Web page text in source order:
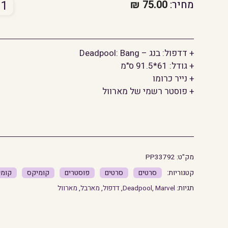
מחיר: 75.00
₪
בנג
+ דדפול: בנג – Deadpool: Bang
+ גודל: 61*91.5 ס"מ
+ נייר כרומו
+ פוסטר רשמי של מארוול
מק"ט: PP33792
סרטים סרטים פוסטרים קומיקס
תגיות: Deadpool, Marvel
,דדפול, מארבל, מארוול